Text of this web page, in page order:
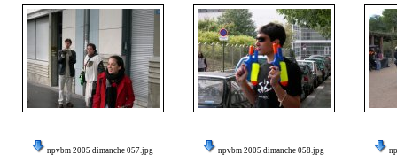
npvbm 2005 dimanche 057.jpg npvbm 2005 dimanche 058.jpg